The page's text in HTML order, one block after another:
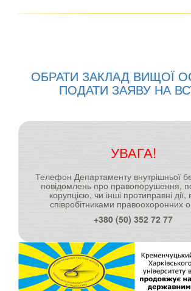
ОБРАТИ ЗАКЛАД ВИЩОЇ
ПОДАТИ ЗАЯВУ НА
УВАГА!
Телефон Департаменту внутрішньої
повідомлень про правопорушення,
корупцією, чи інші протиправні дії,
співробітниками правоохоронних
+380 (50) 352 72 77